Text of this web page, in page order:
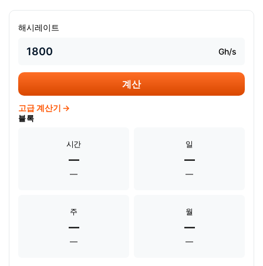
해시레이트
Gh/s
계산
고급 계산기 →
블록
시간
—
—
일
—
—
주
—
—
월
—
—